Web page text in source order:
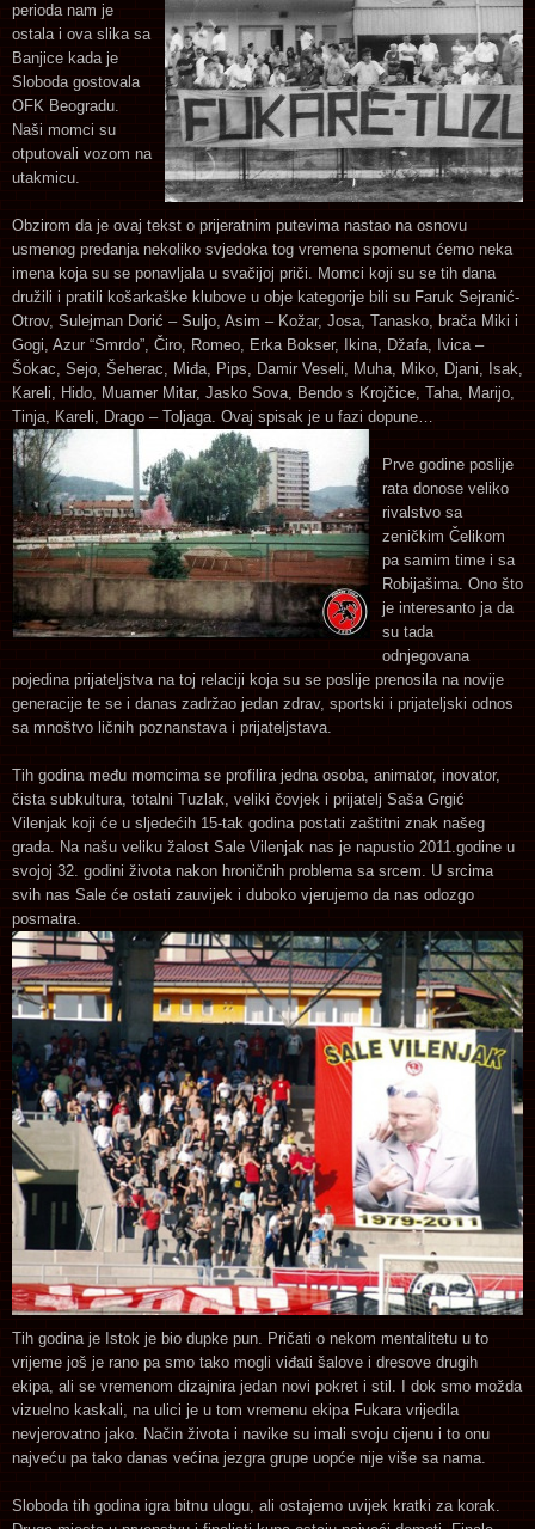
perioda nam je
ostala i ova slika sa
Banjice kada je
Sloboda gostovala
OFK Beogradu.
Naši momci su
otputovali vozom na
utakmicu.
Obzirom da je ovaj tekst o prijeratnim putevima nastao na osnovu
usmenog predanja nekoliko svjedoka tog vremena spomenut ćemo neka
imena koja su se ponavljala u svačijoj priči. Momci koji su se tih dana
družili i pratili košarkaške klubove u obje kategorije bili su Faruk Sejranić-
Otrov, Sulejman Dorić – Suljo, Asim – Kožar, Josa, Tanasko, brača Miki i
Gogi, Azur “Smrdo”, Čiro, Romeo, Erka Bokser, Ikina, Džafa, Ivica –
Šokac, Sejo, Šeherac, Miđa, Pips, Damir Veseli, Muha, Miko, Djani, Isak,
Kareli, Hido, Muamer Mitar, Jasko Sova, Bendo s Krojčice, Taha, Marijo,
Tinja, Kareli, Drago – Toljaga. Ovaj spisak je u fazi dopune…
Prve godine poslije
rata donose veliko
rivalstvo sa
zeničkim Čelikom
pa samim time i sa
Robijašima. Ono što
je interesanto ja da
su tada
odnjegovana
pojedina prijateljstva na toj relaciji koja su se poslije prenosila na novije
generacije te se i danas zadržao jedan zdrav, sportski i prijateljski odnos
sa mnoštvo ličnih poznanstava i prijateljstava.
Tih godina među momcima se profilira jedna osoba, animator, inovator,
čista subkultura, totalni Tuzlak, veliki čovjek i prijatelj Saša Grgić
Vilenjak koji će u sljedećih 15-tak godina postati zaštitni znak našeg
grada. Na našu veliku žalost Sale Vilenjak nas je napustio 2011.godine u
svojoj 32. godini života nakon hroničnih problema sa srcem. U srcima
svih nas Sale će ostati zauvijek i duboko vjerujemo da nas odozgo
posmatra.
Tih godina je Istok je bio dupke pun. Pričati o nekom mentalitetu u to
vrijeme još je rano pa smo tako mogli viđati šalove i dresove drugih
ekipa, ali se vremenom dizajnira jedan novi pokret i stil. I dok smo možda
vizuelno kaskali, na ulici je u tom vremenu ekipa Fukara vrijedila
nevjerovatno jako. Način života i navike su imali svoju cijenu i to onu
najveću pa tako danas većina jezgra grupe uopće nije više sa nama.
Sloboda tih godina igra bitnu ulogu, ali ostajemo uvijek kratki za korak.